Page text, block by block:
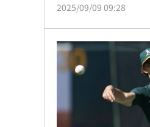
3A（Chuckie
賽機會。
2025/09/09 09:28